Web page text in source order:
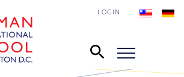
LOGIN